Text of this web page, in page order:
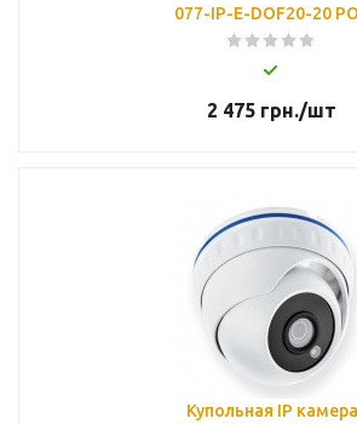
077-IP-E-DOF20-20
2 475 грн./шт
Купольная IP камера